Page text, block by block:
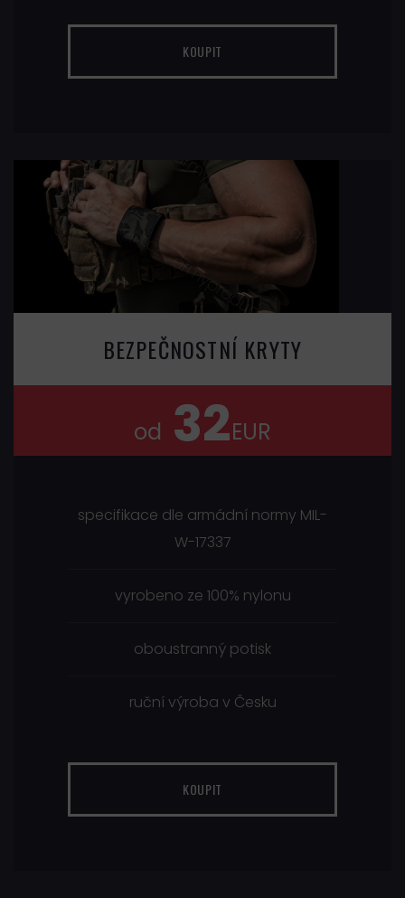
KOUPIT
BEZPEČNOSTNÍ KRYTY
od 32EUR
specifikace dle armádní normy MIL-
W-17337
vyrobeno ze 100% nylonu
oboustranný potisk
ruční výroba v Česku
KOUPIT